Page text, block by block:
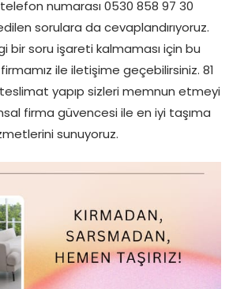
numarası 0530 858 97 30
sorulara da cevaplandırıyoruz.
bir soru işareti kalmaması için bu
ile iletişime geçebilirsiniz. 81
teslimat yapıp sizleri memnun etmeyi
firma güvencesi ile en iyi taşıma
sunuyoruz.